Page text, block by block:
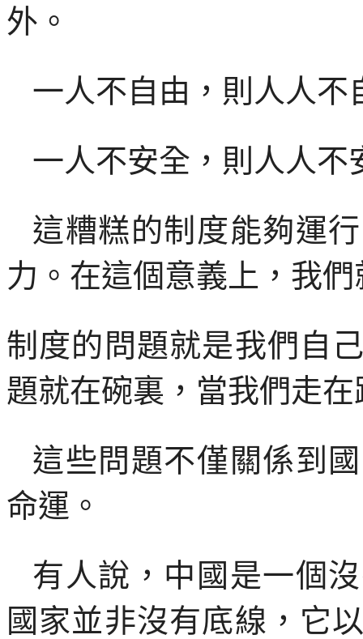
外。
一人不自由，則人人不
一人不安全，則人人不
這糟糕的制度能夠運
力。在這個意義上，我
制度的問題就是我們自
題就在碗裏，當我們走
這些問題不僅關係到
命運。
有人說，中國是一個
國家並非沒有底線，它